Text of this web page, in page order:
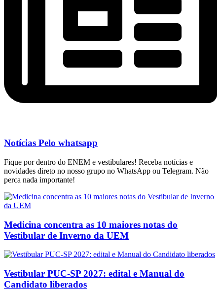
Notícias Pelo whatsapp
Fique por dentro do ENEM e vestibulares! Receba notícias e
novidades direto no nosso grupo no WhatsApp ou Telegram. Não
perca nada importante!
Medicina concentra as 10 maiores notas do
Vestibular de Inverno da UEM
Vestibular PUC-SP 2027: edital e Manual do
Candidato liberados